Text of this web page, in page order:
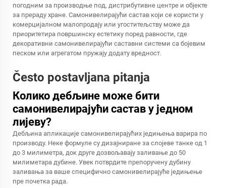
погодним за производње под, дистрибутивне центре и објекте
за прераду хране. Самонивелирајући састав који се користи у
комерцијалном малопродају или угоститељству може да
приоритетира површинску естетику поред равности, где
декоративни самонивелирајући саставни системи са бојевим
песком или агрегатом пружају додату вредност.
Često postavljana pitanja
Колико дебљине може бити
самонивелирајући састав у једном
лијеву?
Дебљина апликације самонивелирајућих једињења варира по
производу. Неке формуле су дизајниране за слојеве танке од 1
до 3 милиметра, док друге дозвољавају заливање до 50
милиметара дубине. Увек потврдите препоручену дубину
заливања за ваше специфично самонивелирајуће једињење
пре почетка рада.